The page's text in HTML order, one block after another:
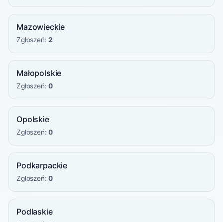
Mazowieckie
Zgłoszeń:2
Małopolskie
Zgłoszeń:0
Opolskie
Zgłoszeń:0
Podkarpackie
Zgłoszeń:0
Podlaskie